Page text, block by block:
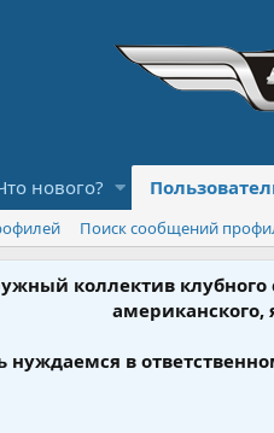
нового?
Поиск сообщений
коллектив
американского,
нуждаемся в